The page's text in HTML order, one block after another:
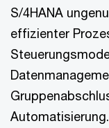
S/4HANA
effizienter